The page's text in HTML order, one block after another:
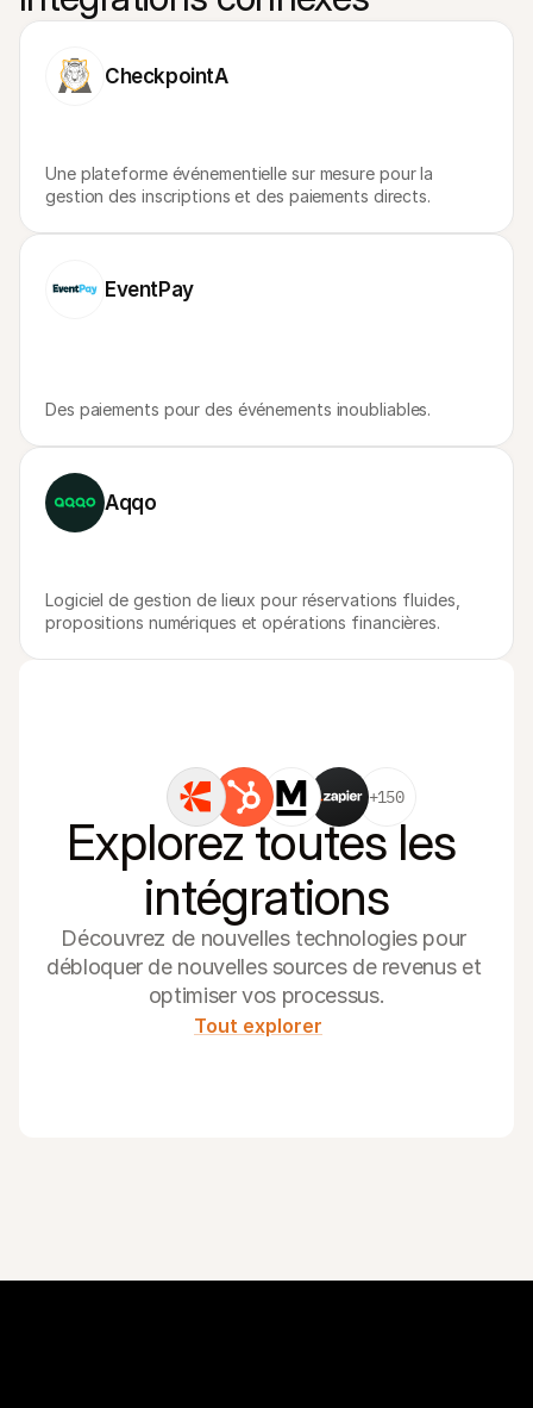
CheckpointA
Une plateforme événementielle sur mesure pour la
gestion des inscriptions et des paiements directs.
EventPay
Des paiements pour des événements inoubliables.
Aqqo
Logiciel de gestion de lieux pour réservations fluides,
propositions numériques et opérations financières.
+150
Explorez toutes les
intégrations
Découvrez de nouvelles technologies pour
débloquer de nouvelles sources de revenus et
optimiser vos processus.
Tout explorer
Contact
Pour les consommateurs
Pour les clients Mollie
Contactez notre équipe support